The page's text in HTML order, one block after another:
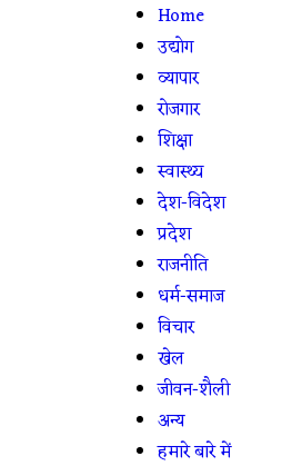
Home
उद्योग
व्यापार
रोजगार
शिक्षा
स्वास्थ्य
देश-विदेश
प्रदेश
राजनीति
धर्म-समाज
विचार
खेल
जीवन-शैली
अन्य
हमारे बारे में